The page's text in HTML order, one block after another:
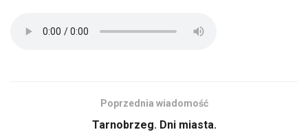
Poprzednia wiadomość
Tarnobrzeg. Dni miasta.